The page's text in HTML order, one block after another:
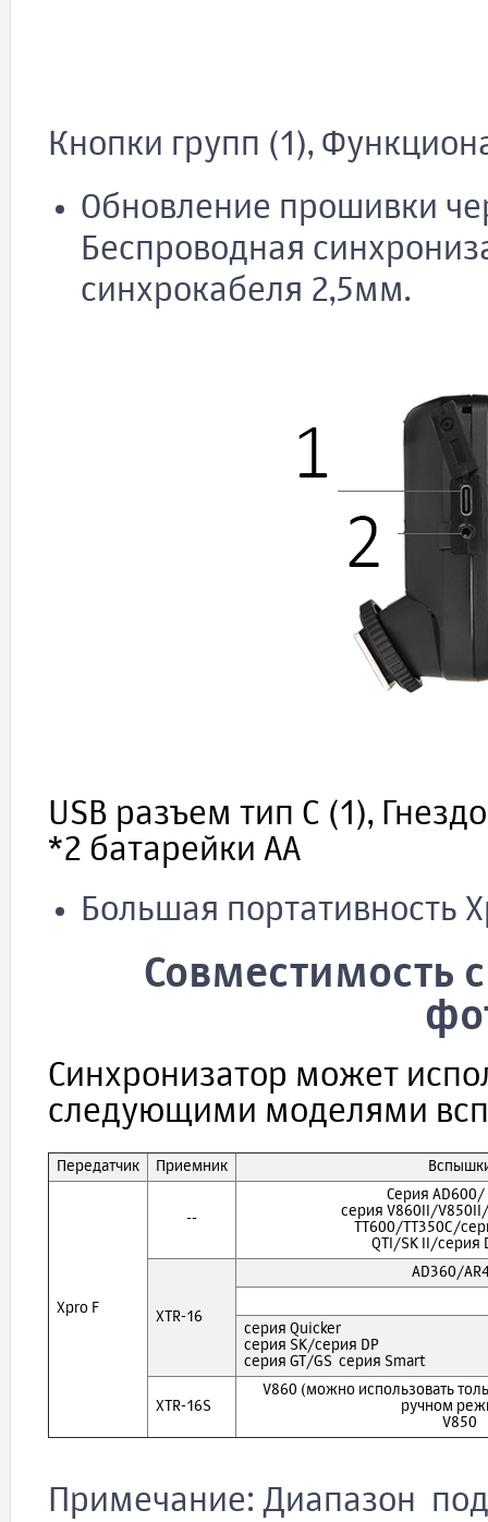
Кнопки групп (1),
Обновление прошивки
Беспроводная
синхрокабеля 2,5мм.
USB разъем тип C (1),
*2 батарейки АА
Большая портативность
Совместимость
Синхронизатор может
следующими моделями
Передатчик Приемник
Xpro F
--
Серия AD600/
серия V860II/
TT600/TT350C/
QTI/SK II/серия
XTR-16
AD360/
серия Quicker
серия SK/серия DP
серия GT/GS серия Smart
XTR-16S
V860 (можно использовать
ручном
V850
Примечание: Диапазон